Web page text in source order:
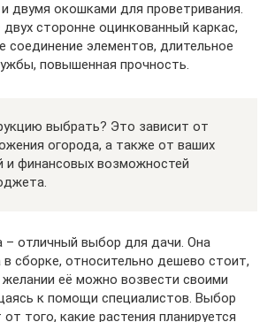
двумя окошками для проветривания.
сторонне оцинкованный каркас,
соединение элементов, длительное
повышенная прочность.
выбрать? Это зависит от
огорода, а также от ваших
и финансовых возможностей
– отличный выбор для дачи. Она
сборке, относительно дешево стоит,
её можно возвести своими
к помощи специалистов. Выбор
того, какие растения планируется